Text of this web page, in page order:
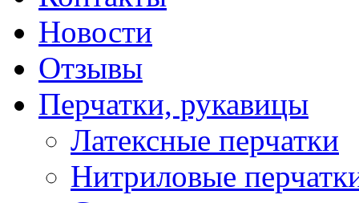
Новости
Отзывы
Перчатки, рукавицы
Латексные перчатки
Нитриловые